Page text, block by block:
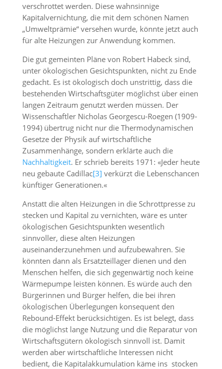
verschrottet werden. Diese wahnsinnige
Kapitalvernichtung, die mit dem schönen Namen
„Umweltprämie“ versehen wurde, könnte jetzt auch
für alte Heizungen zur Anwendung kommen.
Die gut gemeinten Pläne von Robert Habeck sind,
unter ökologischen Gesichtspunkten, nicht zu Ende
gedacht. Es ist ökologisch doch unstrittig, dass die
bestehenden Wirtschaftsgüter möglichst über einen
langen Zeitraum genutzt werden müssen. Der
Wissenschaftler Nicholas Georgescu-Roegen (1909-
1994) übertrug nicht nur die Thermodynamischen
Gesetze der Physik auf wirtschaftliche
Zusammenhänge, sondern erklärte auch die
Nachhaltigkeit. Er schrieb bereits 1971: «Jeder heute
neu gebaute Cadillac[3] verkürzt die Lebenschancen
künftiger Generationen.«
Anstatt die alten Heizungen in die Schrottpresse zu
stecken und Kapital zu vernichten, wäre es unter
ökologischen Gesichtspunkten wesentlich
sinnvoller, diese alten Heizungen
auseinanderzunehmen und aufzubewahren. Sie
könnten dann als Ersatzteillager dienen und den
Menschen helfen, die sich gegenwärtig noch keine
Wärmepumpe leisten können. Es würde auch den
Bürgerinnen und Bürger helfen, die bei ihren
ökologischen Überlegungen konsequent den
Rebound-Effekt berücksichtigen. Es ist belegt, dass
die möglichst lange Nutzung und die Reparatur von
Wirtschaftsgütern ökologisch sinnvoll ist. Damit
werden aber wirtschaftliche Interessen nicht
bedient, die Kapitalakkumulation käme ins stocken